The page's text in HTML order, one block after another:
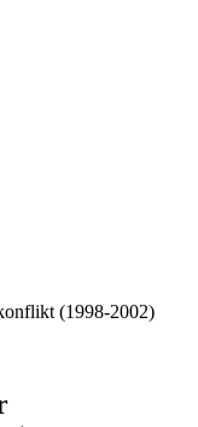
(1998-2002)